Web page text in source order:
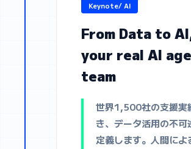
Keynote/ AI
From Data to
your real AI
team
世界1,500社の支援実
き、データ活用の不可
定義します。人間によ